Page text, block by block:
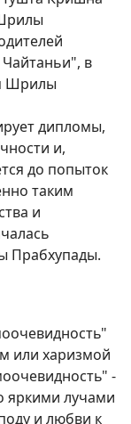
в
Шрилы
дипломы,
и,
до попыток
таким
и
Прабхупады.
или харизмой
-
яркими лучами
и любви к